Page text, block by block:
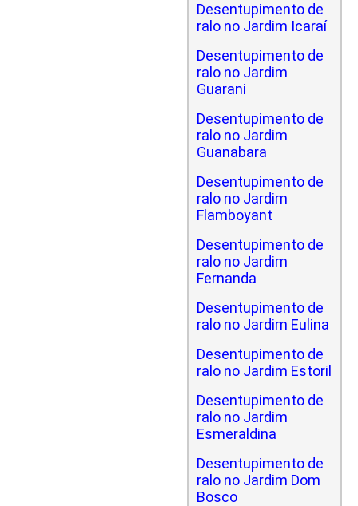
Desentupimento de
ralo no Jardim Icaraí
Desentupimento de
ralo no Jardim
Guarani
Desentupimento de
ralo no Jardim
Guanabara
Desentupimento de
ralo no Jardim
Flamboyant
Desentupimento de
ralo no Jardim
Fernanda
Desentupimento de
ralo no Jardim Eulina
Desentupimento de
ralo no Jardim Estoril
Desentupimento de
ralo no Jardim
Esmeraldina
Desentupimento de
ralo no Jardim Dom
Bosco